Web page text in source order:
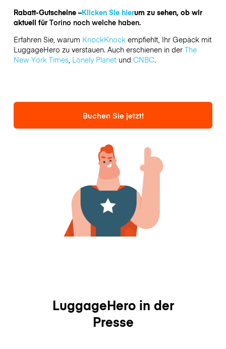
Rabatt-Gutscheine –Klicken Sie hierum zu sehen, ob wir
aktuell für Torino noch welche haben.
Erfahren Sie, warum KnockKnockempfiehlt, Ihr Gepäck mit
LuggageHero zu verstauen. Auch erschienen in der The
New York Times, Lonely Planetund CNBC.
Buchen Sie jetzt!
LuggageHero in der
Presse